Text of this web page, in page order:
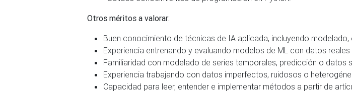
Otros méritos a valorar:
Buen conocimiento de técnicas de IA aplicada, incluyendo
Experiencia entrenando y evaluando modelos de ML con datos
Familiaridad con modelado de series temporales, predicción o datos
Experiencia trabajando con datos imperfectos, ruidosos o
Capacidad para leer, entender e implementar métodos a partir de